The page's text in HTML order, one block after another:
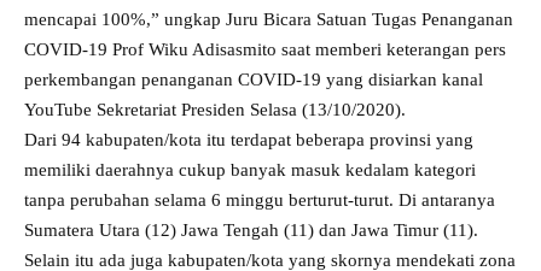
mencapai 100%,” ungkap Juru Bicara Satuan Tugas Penanganan
COVID-19 Prof Wiku Adisasmito saat memberi keterangan pers
perkembangan penanganan COVID-19 yang disiarkan kanal
YouTube Sekretariat Presiden Selasa (13/10/2020).
Dari 94 kabupaten/kota itu terdapat beberapa provinsi yang
memiliki daerahnya cukup banyak masuk kedalam kategori
tanpa perubahan selama 6 minggu berturut-turut. Di antaranya
Sumatera Utara (12) Jawa Tengah (11) dan Jawa Timur (11).
Selain itu ada juga kabupaten/kota yang skornya mendekati zona